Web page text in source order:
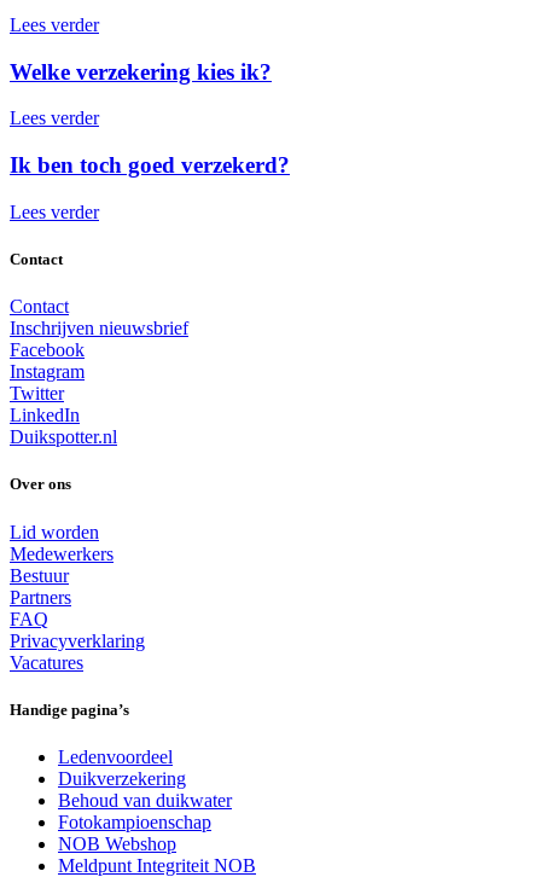
Lees verder
Welke verzekering kies ik?
Lees verder
Ik ben toch goed verzekerd?
Lees verder
Contact
Contact
Inschrijven nieuwsbrief
Facebook
Instagram
Twitter
LinkedIn
Duikspotter.nl
Over ons
Lid worden
Medewerkers
Bestuur
Partners
FAQ
Privacyverklaring
Vacatures
Handige pagina’s
Ledenvoordeel
Duikverzekering
Behoud van duikwater
Fotokampioenschap
NOB Webshop
Meldpunt Integriteit NOB